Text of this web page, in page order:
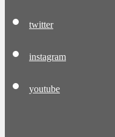
twitter
instagram
youtube